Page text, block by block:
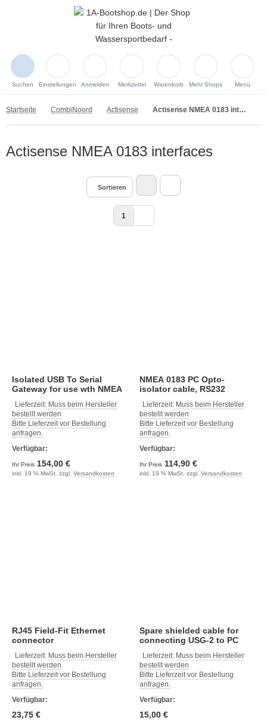
Suchen Einstellungen Anmelden Merkzettel Warenkorb Mehr Shops Menü
Startseite CombiNoord Actisense Actisense NMEA 0183 interfaces
Actisense NMEA 0183 interfaces
Sortieren
1
Isolated USB To Serial
Gateway for use wth NMEA
Lieferzeit: Muss beim Hersteller
bestellt werden
Bitte Lieferzeit vor Bestellung
anfragen.
Verfügbar:
Ihr Preis 154,00 €
inkl. 19 % MwSt. zzgl. Versandkosten
NMEA 0183 PC Opto-
isolator cable, RS232
Lieferzeit: Muss beim Hersteller
bestellt werden
Bitte Lieferzeit vor Bestellung
anfragen.
Verfügbar:
Ihr Preis 114,90 €
inkl. 19 % MwSt. zzgl. Versandkosten
RJ45 Field-Fit Ethernet
connector
Lieferzeit: Muss beim Hersteller
bestellt werden
Bitte Lieferzeit vor Bestellung
anfragen.
Verfügbar:
23,75 €
Spare shielded cable for
connecting USG-2 to PC
Lieferzeit: Muss beim Hersteller
bestellt werden
Bitte Lieferzeit vor Bestellung
anfragen.
Verfügbar:
15,00 €